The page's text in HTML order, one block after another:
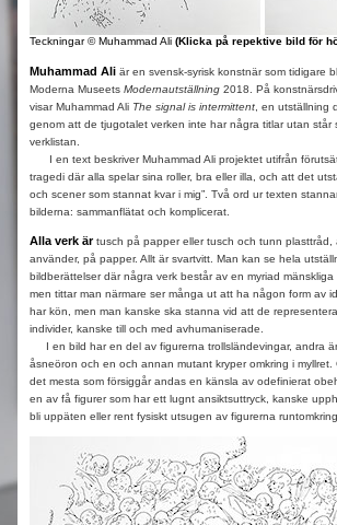
Teckningar © Muhammad Ali (Klicka på repektive bild för
Muhammad Aliär en svensk-syrisk konstnär som tidigare
Moderna Museets Modernautställning2018. På
visar Muhammad Ali The signal is intermittent, en utställning
genom att de tjugotalet verken inte har några titlar utan står
verklistan.
I en text beskriver Muhammad Ali projektet utifrån
tragedi där alla spelar sina roller, bra eller illa, och att det
och scener som stannat kvar i mig”. Två ord ur texten
bilderna: sammanflätat och komplicerat.
Alla verk ärtusch på papper eller tusch och tunn plasttråd,
använder, på papper. Allt är svartvitt. Man kan se hela
bildberättelser där några verk består av en myriad
men tittar man närmare ser många ut att ha någon form av
har kön, men man kanske ska stanna vid att de
individer, kanske till och med avhumaniserade.
I en bild har en del av figurerna trollsländevingar, andra
åsneöron och en och annan mutant kryper omkring i myllret.
det mesta som försiggår andas en känsla av odefinierat
en av få figurer som har ett lugnt ansiktsuttryck, kanske
bli uppäten eller rent fysiskt utsugen av figurerna